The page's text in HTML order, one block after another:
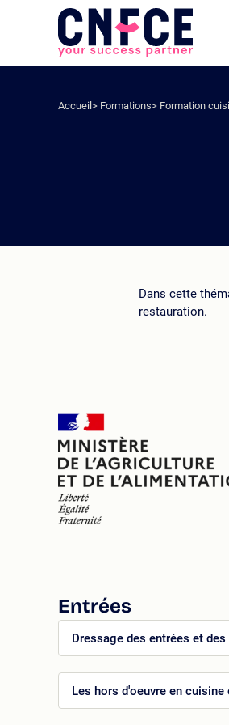
Aller
Logo
site
Accueil Formations Formation
Dans cette
restauration.
Entrées
Dressage des entrées et
Les hors d'oeuvre en cuisine